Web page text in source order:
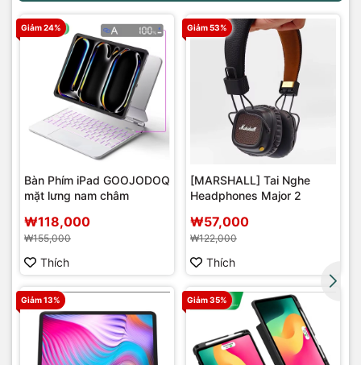
Giảm 24%
Bàn Phím iPad GOOJODOQ
mặt lưng nam châm
₩118,000
₩155,000
Thích
Giảm 53%
[MARSHALL] Tai Nghe
Headphones Major 2
₩57,000
₩122,000
Thích
Giảm 13% Giảm 35%